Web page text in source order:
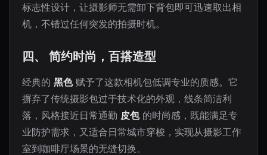
标志性设计，让摄影师无需卸下背包即可迅速取出相
机，不错过任何突发的拍摄时机。
四、 简约时尚，百搭造型
经典的 黑色赋予了这款相机包低调专业的质感。它
摒弃了传统摄影包过于技术化的外观，线条简洁利
落，风格接近日常通勤 皮包的时尚感，既能满足专
业防护需求，又适合日常城市穿梭，实现从摄影工作
室到咖啡厅场景的无缝切换。